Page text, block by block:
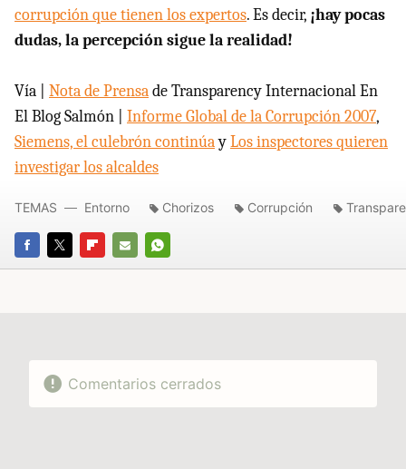
corrupción que tienen los expertos. Es decir, ¡hay pocas
dudas, la percepción sigue la realidad!
Vía | Nota de Prensade Transparency Internacional En
El Blog Salmón | Informe Global de la Corrupción 2007,
Siemens, el culebrón continúayLos inspectores quieren
investigar los alcaldes
FACEBOOK
TWITTERFLIPBOARD
E-
WHATSAPP
TEMAS Entorno Chorizos Corrupción
Comentarios cerrados